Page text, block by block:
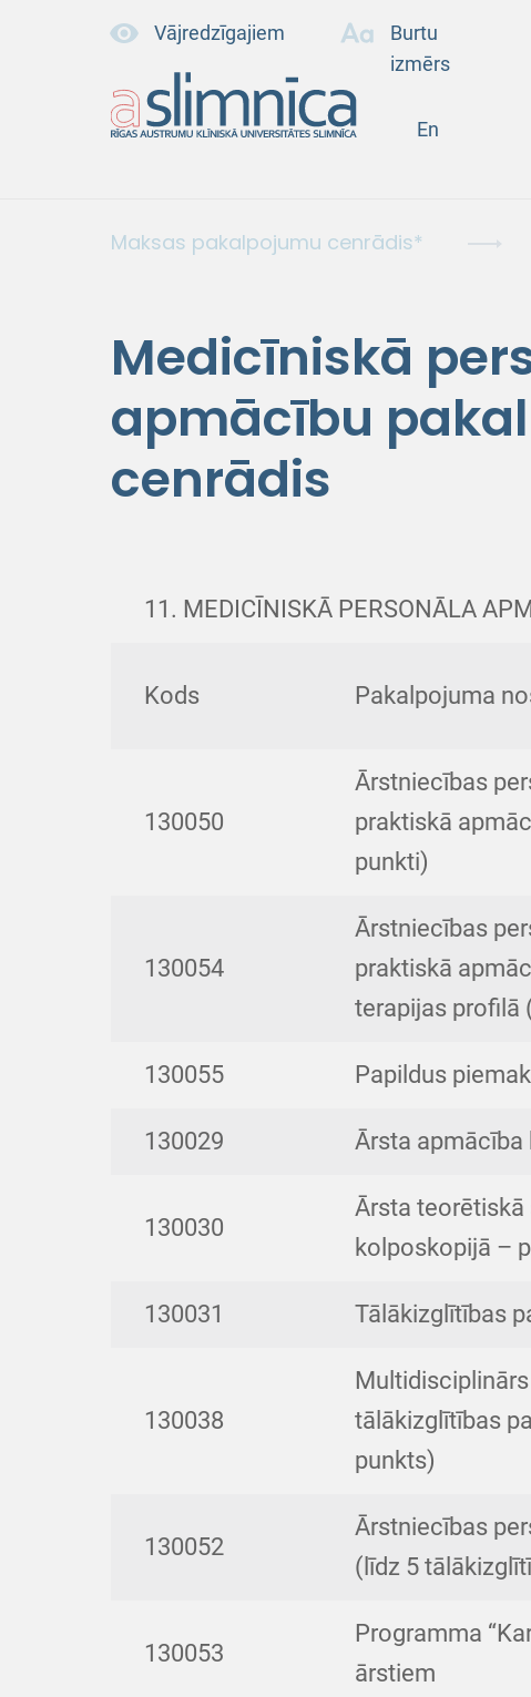
Vājredzīgajiem
Burtu
izmērs
En
Maksas pakalpojumu cenrādis*
Medicīniskā
apmācību
cenrādis
11. MEDICĪNISKĀ PERSONĀLA
Kods Pakalpojuma
130050
Ārstniecības
praktiskā
punkti)
130054
Ārstniecības
praktiskā
terapijas profilā
130055 Papildus
130029 Ārsta apmācība
130030
Ārsta
kolposkopijā –
130031 Tālākizglītības
130038
tālākizglītības
punkts)
130052
Ārstniecības
(līdz 5
130053
Programma
ārstiem